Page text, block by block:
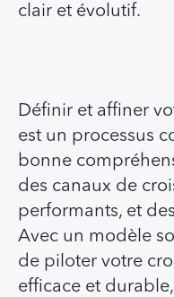
clair et évolutif.
Définir et affiner
est un processus
bonne
des canaux de
performants, et
Avec un modèle
de piloter votre
efficace et